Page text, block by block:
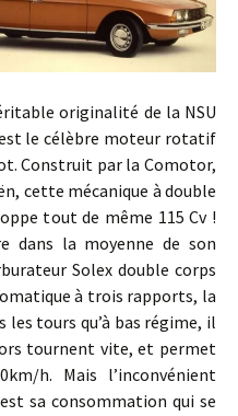
originalité de la NSU
le célèbre moteur rotatif
Construit par la Comotor,
cette mécanique à double
tout de même 115 Cv !
dans la moyenne de son
Solex double corps
à trois rapports, la
tours qu’à bas régime, il
tournent vite, et permet
h. Mais l’inconvénient
sa consommation qui se